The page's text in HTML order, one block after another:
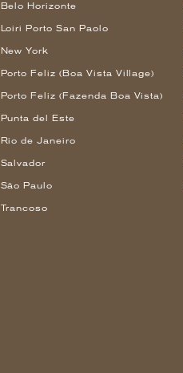
Belo Horizonte
Loiri Porto San Paolo
New York
Porto Feliz (Boa Vista Village)
Porto Feliz (Fazenda Boa Vista)
Punta del Este
Rio de Janeiro
Salvador
São Paulo
Trancoso